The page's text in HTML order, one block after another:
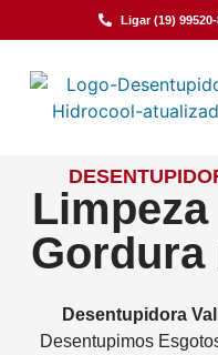
Ligar (19)
Gordura
Desentupidora
Desentupimos